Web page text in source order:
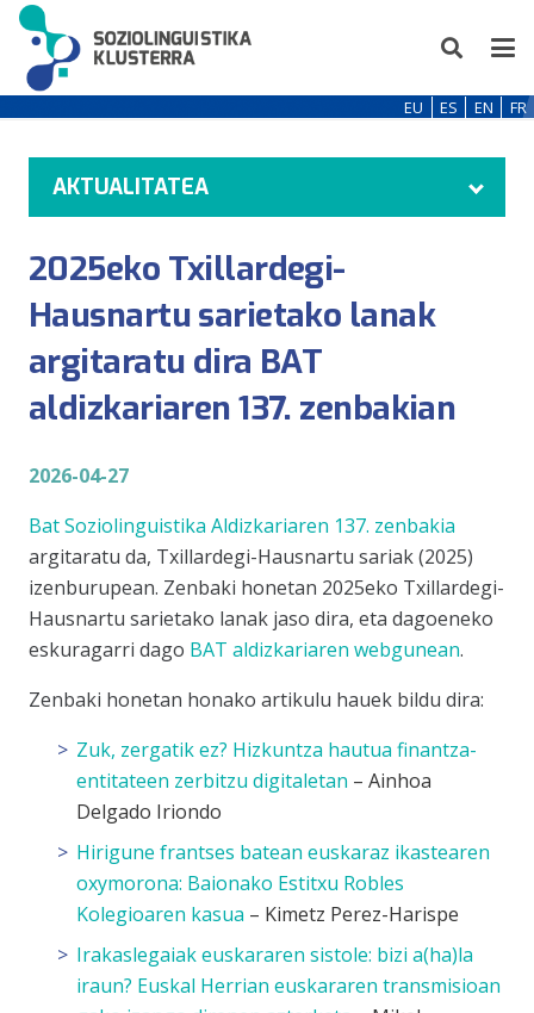
EU ES EN FR
AKTUALITATEA
2025eko Txillardegi-
Hausnartu sarietako lanak
argitaratu dira BAT
aldizkariaren 137. zenbakian
2026-04-27
Bat Soziolinguistika Aldizkariaren 137. zenbakia
argitaratu da, Txillardegi-Hausnartu sariak (2025)
izenburupean. Zenbaki honetan 2025eko Txillardegi-
Hausnartu sarietako lanak jaso dira, eta dagoeneko
eskuragarri dago BAT aldizkariaren webgunean.
Zenbaki honetan honako artikulu hauek bildu dira:
Zuk, zergatik ez? Hizkuntza hautua finantza-
entitateen zerbitzu digitaletan – Ainhoa
Delgado Iriondo
Hirigune frantses batean euskaraz ikastearen
oxymorona: Baionako Estitxu Robles
Kolegioaren kasua – Kimetz Perez-Harispe
Irakaslegaiak euskararen sistole: bizi a(ha)la
iraun? Euskal Herrian euskararen transmisioan